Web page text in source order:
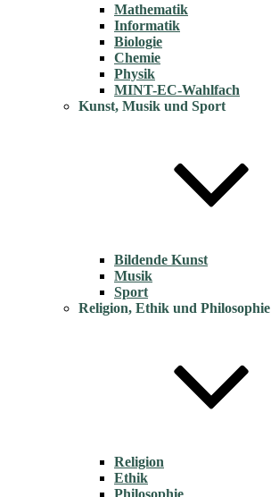
Mathematik
Informatik
Biologie
Chemie
Physik
MINT-EC-Wahlfach
Kunst, Musik und Sport
Bildende Kunst
Musik
Sport
Religion, Ethik und Philosophie
Religion
Ethik
Philosophie